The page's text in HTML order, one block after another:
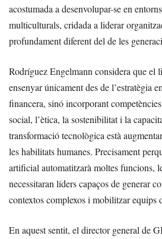
acostumada a desenvolupar-se en
multiculturals, cridada a liderar
profundament diferent del de les
Rodríguez Engelmann considera que el
ensenyar únicament des de l’estratègia
financera, sinó incorporant
social, l’ètica, la sostenibilitat i la
transformació tecnològica està
les habilitats humanes. Precisament
artificial automatitzarà moltes funcions,
necessitaran líders capaços de generar
contextos complexos i mobilitzar equips
En aquest sentit, el director general de